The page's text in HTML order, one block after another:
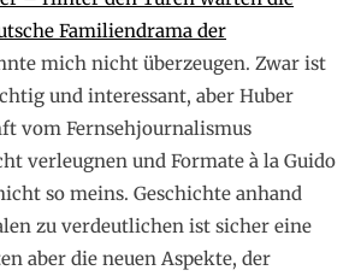
Familiendrama der
mich nicht überzeugen. Zwar ist
und interessant, aber Huber
vom Fernsehjournalismus
verleugnen und Formate à la Guido
so meins. Geschichte anhand
zu verdeutlichen ist sicher eine
aber die neuen Aspekte, der